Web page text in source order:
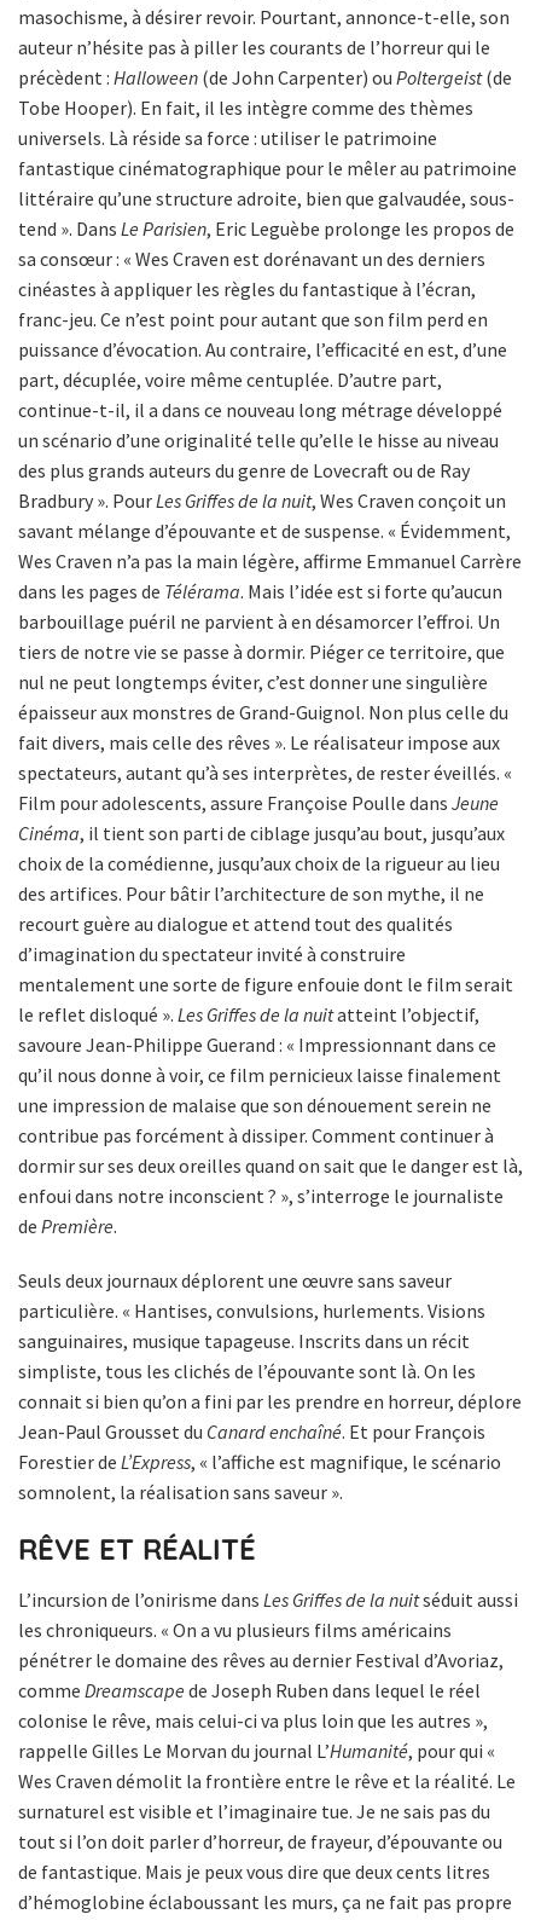
masochisme, à désirer revoir. Pourtant, annonce-t-elle, son
auteur n’hésite pas à piller les courants de l’horreur qui le
précèdent : Halloween (de John Carpenter) ou Poltergeist(de
Tobe Hooper). En fait, il les intègre comme des thèmes
universels. Là réside sa force : utiliser le patrimoine
fantastique cinématographique pour le mêler au patrimoine
littéraire qu’une structure adroite, bien que galvaudée, sous-
tend ». Dans Le Parisien, Eric Leguèbe prolonge les propos de
sa consœur : « Wes Craven est dorénavant un des derniers
cinéastes à appliquer les règles du fantastique à l’écran,
franc-jeu. Ce n’est point pour autant que son film perd en
puissance d’évocation. Au contraire, l’efficacité en est, d’une
part, décuplée, voire même centuplée. D’autre part,
continue-t-il, il a dans ce nouveau long métrage développé
un scénario d’une originalité telle qu’elle le hisse au niveau
des plus grands auteurs du genre de Lovecraft ou de Ray
Bradbury ». PourLes Griffes de la nuit, Wes Craven conçoit un
savant mélange d’épouvante et de suspense. « Évidemment,
Wes Craven n’a pas la main légère, affirme Emmanuel Carrère
dans les pages de Télérama. Mais l’idée est si forte qu’aucun
barbouillage puéril ne parvient à en désamorcer l’effroi. Un
tiers de notre vie se passe à dormir. Piéger ce territoire, que
nul ne peut longtemps éviter, c’est donner une singulière
épaisseur aux monstres de Grand-Guignol. Non plus celle du
fait divers, mais celle des rêves ». Le réalisateur impose aux
spectateurs, autant qu’à ses interprètes, de rester éveillés. «
Film pour adolescents, assure Françoise Poulle dans Jeune
Cinéma, il tient son parti de ciblage jusqu’au bout, jusqu’aux
choix de la comédienne, jusqu’aux choix de la rigueur au lieu
des artifices. Pour bâtir l’architecture de son mythe, il ne
recourt guère au dialogue et attend tout des qualités
d’imagination du spectateur invité à construire
mentalement une sorte de figure enfouie dont le film serait
le reflet disloqué ». Les Griffes de la nuitatteint l’objectif,
savoure Jean-Philippe Guerand : « Impressionnant dans ce
qu’il nous donne à voir, ce film pernicieux laisse finalement
une impression de malaise que son dénouement serein ne
contribue pas forcément à dissiper. Comment continuer à
dormir sur ses deux oreilles quand on sait que le danger est là,
enfoui dans notre inconscient ? », s’interroge le journaliste
de Première.
Seuls deux journaux déplorent une œuvre sans saveur
particulière. « Hantises, convulsions, hurlements. Visions
sanguinaires, musique tapageuse. Inscrits dans un récit
simpliste, tous les clichés de l’épouvante sont là. On les
connait si bien qu’on a fini par les prendre en horreur, déplore
Jean-Paul Grousset du Canard enchaîné. Et pour François
Forestier de L’Express, « l’affiche est magnifique, le scénario
somnolent, la réalisation sans saveur ».
RÊVE ET RÉALITÉ
L’incursion de l’onirisme dans Les Griffes de la nuitséduit aussi
les chroniqueurs. « On a vu plusieurs films américains
pénétrer le domaine des rêves au dernier Festival d’Avoriaz,
comme Dreamscape de Joseph Ruben dans lequel le réel
colonise le rêve, mais celui-ci va plus loin que les autres »,
rappelle Gilles Le Morvan du journal L’Humanité, pour qui «
Wes Craven démolit la frontière entre le rêve et la réalité. Le
surnaturel est visible et l’imaginaire tue. Je ne sais pas du
tout si l’on doit parler d’horreur, de frayeur, d’épouvante ou
de fantastique. Mais je peux vous dire que deux cents litres
d’hémoglobine éclaboussant les murs, ça ne fait pas propre